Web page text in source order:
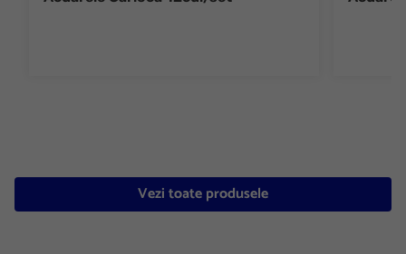
Vezi toate produsele